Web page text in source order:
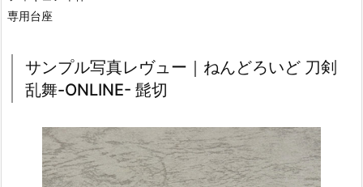
専用台座
サンプル写真レヴュー｜ねんどろいど 刀剣
乱舞-ONLINE- 髭切